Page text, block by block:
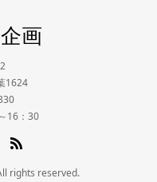
画
1624
16：30
rights reserved.